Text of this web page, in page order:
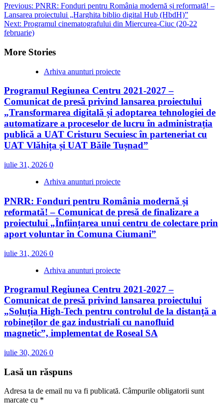
Post
navigation
Previous: PNRR: Fonduri pentru România modernă și reformată! –
Lansarea proiectului „Harghita biblio digital Hub (HbdH)”
Next: Programul cinematografului din Miercurea-Ciuc (20-22
februarie)
More Stories
Arhiva anunturi proiecte
Programul Regiunea Centru 2021-2027 –
Comunicat de presă privind lansarea proiectului
„Transformarea digitală și adoptarea tehnologiei de
automatizare a proceselor de lucru în administrația
publică a UAT Cristuru Secuiesc în parteneriat cu
UAT Vlăhița și UAT Băile Tușnad”
iulie 31, 2026 0
Arhiva anunturi proiecte
PNRR: Fonduri pentru România modernă și
reformată! – Comunicat de presă de finalizare a
proiectului „Înființarea unui centru de colectare prin
aport voluntar în Comuna Ciumani”
iulie 31, 2026 0
Arhiva anunturi proiecte
Programul Regiunea Centru 2021-2027 –
Comunicat de presă privind lansarea proiectului
„Soluția High‑Tech pentru controlul de la distanță a
robineților de gaz industriali cu nanofluid
magnetic”, implementat de Roseal SA
iulie 30, 2026 0
Lasă un răspuns
Adresa ta de email nu va fi publicată. Câmpurile obligatorii sunt
marcate cu *